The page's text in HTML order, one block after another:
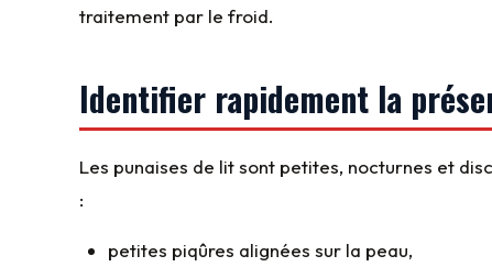
traitement par le froid.
Identifier rapidement la
Les punaises de lit sont petites, nocturnes et
:
petites piqûres alignées sur la peau,